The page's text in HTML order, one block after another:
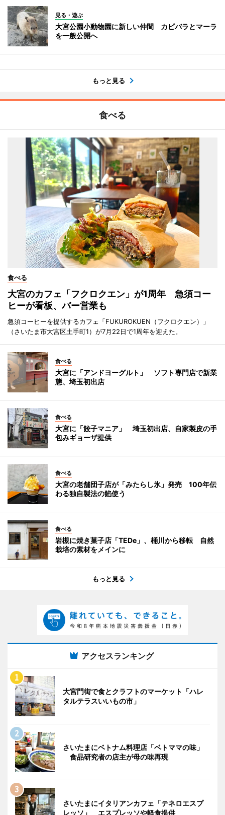
見る・遊ぶ
大宮公園小動物園に新しい仲間 カピバラとマーラ
を一般公開へ
もっと見る
食べる
食べる
大宮のカフェ「フクロクエン」が1周年 急須コー
ヒーが看板、バー営業も
急須コーヒーを提供するカフェ「FUKUROKUEN（フクロクエン）」
（さいたま市大宮区土手町1）が7月22日で1周年を迎えた。
食べる
大宮に「アンドヨーグルト」 ソフト専門店で新業
態、埼玉初出店
食べる
大宮に「餃子マニア」 埼玉初出店、自家製皮の手
包みギョーザ提供
食べる
大宮の老舗団子店が「みたらし氷」発売 100年伝
わる独自製法の餡使う
食べる
岩槻に焼き菓子店「TEDe」、桶川から移転 自然
栽培の素材をメインに
もっと見る
アクセスランキング
大宮門街で食とクラフトのマーケット「ハレ
タルテラスいいもの市」
さいたまにベトナム料理店「ベトママの味」
食品研究者の店主が母の味再現
さいたまにイタリアンカフェ「テネロエスプ
レッソ」 エスプレッソや軽食提供